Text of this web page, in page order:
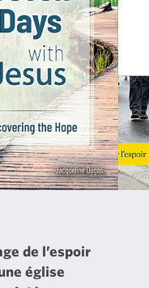
de l’espoir
église